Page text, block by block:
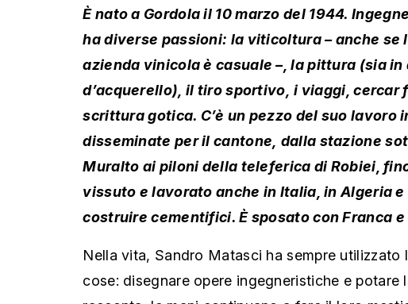
È nato a Gordola il 10 marzo del 1944.
ha diverse passioni: la viticoltura – anche se
azienda vinicola è casuale –, la pittura (sia in
d’acquerello), il tiro sportivo, i viaggi, cercar
scrittura gotica. C’è un pezzo del suo lavoro
disseminate per il cantone, dalla stazione
Muralto ai piloni della teleferica di Robiei,
vissuto e lavorato anche in Italia, in Algeria e
costruire cementifici. È sposato con Franca e
Nella vita, Sandro Matasci ha sempre
cose: disegnare opere ingegneristiche e potare